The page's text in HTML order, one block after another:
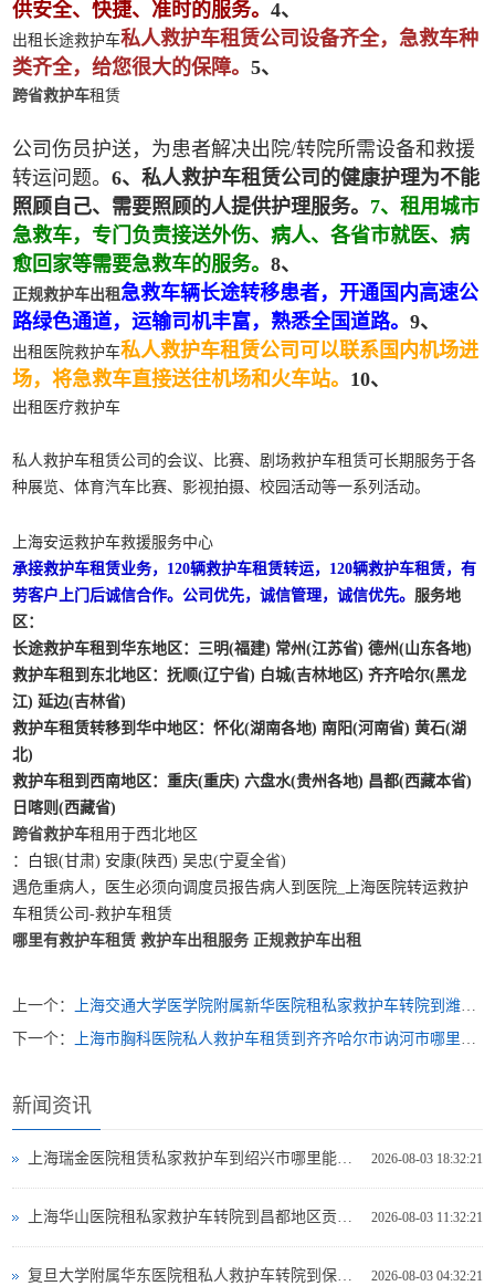
供安全、快捷、准时的服务。4、
出租长途救护车私人救护车租赁公司设备齐全，急救车种
类齐全，给您很大的保障。5、
跨省救护车租赁
公司伤员护送，为患者解决出院/转院所需设备和救援
转运问题。6、私人救护车租赁公司的健康护理为不能
照顾自己、需要照顾的人提供护理服务。 7、租用城市
急救车，专门负责接送外伤、病人、各省市就医、病
愈回家等需要急救车的服务。8、
正规救护车出租 急救车辆长途转移患者，开通国内高速公
路绿色通道，运输司机丰富，熟悉全国道路。9、
出租医院救护车私人救护车租赁公司可以联系国内机场进
场，将急救车直接送往机场和火车站。 10、
出租医疗救护车
私人救护车租赁公司的会议、比赛、剧场救护车租赁可长期服务于各
种展览、体育汽车比赛、影视拍摄、校园活动等一系列活动。
上海安运救护车救援服务中心
承接救护车租赁业务，120辆救护车租赁转运，120辆救护车租赁，有
劳客户上门后诚信合作。公司优先，诚信管理，诚信优先。 服务地
区：
长途救护车租到华东地区 ：三明(福建) 常州(江苏省) 德州(山东各地)
救护车租到东北地区 ：抚顺(辽宁省) 白城(吉林地区) 齐齐哈尔(黑龙
江) 延边(吉林省)
救护车租赁转移到华中地区 ：怀化(湖南各地) 南阳(河南省) 黄石(湖
北)
救护车租到西南地区 ：重庆(重庆) 六盘水(贵州各地) 昌都(西藏本省)
日喀则(西藏省)
跨省救护车租用于西北地区
：白银(甘肃) 安康(陕西) 吴忠(宁夏全省)
遇危重病人，医生必须向调度员报告病人到医院_上海医院转运救护
车租赁公司-救护车租赁
哪里有救护车租赁 救护车出租服务 正规救护车出租
上一个：
上海交通大学医学院附属新华医院租私家救护车转院到潍坊市奎文区救护车出租哪里好
下一个：
上海市胸科医院私人救护车租赁到齐齐哈尔市讷河市哪里有救护车出租电话多少
新闻资讯
2026-08-03 18:32:21
2026-08-03 11:32:21
2026-08-03 04:32:21